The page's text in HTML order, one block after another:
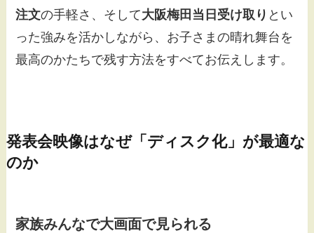
注文の手軽さ、そして大阪梅田当日受け取り とい
った強みを活かしながら、お子さまの晴れ舞台を
最高のかたちで残す方法をすべてお伝えします。
発表会映像はなぜ「ディスク化」が最適な
のか
家族みんなで大画面で見られる